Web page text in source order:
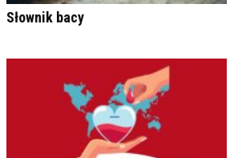
Słownik bacy